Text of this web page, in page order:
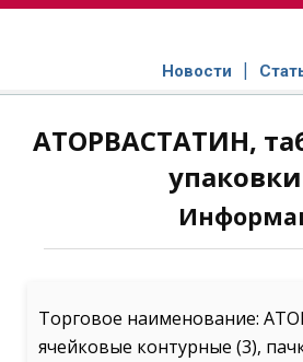
Новости
АТОРВАСТАТИН,
Торговое наименование:
ячейковые контурные (3),